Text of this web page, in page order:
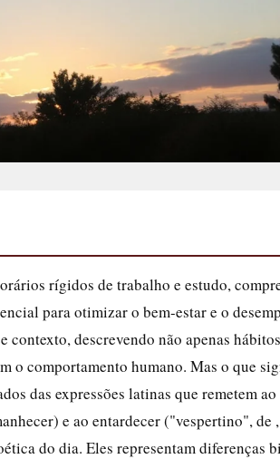
rígidos de trabalho e estudo,
para otimizar o bem-estar e o
descrevendo não apenas
o comportamento humano. Mas o que
das expressões latinas que remetem ao
e ao entardecer ("vespertino", de
do dia. Eles representam diferenças